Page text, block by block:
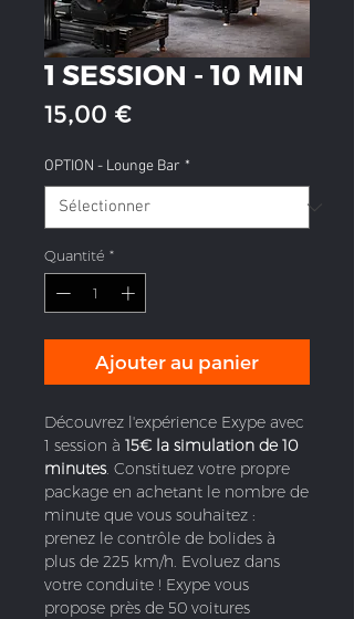
1 SESSION - 10 MIN
15,00 €
OPTION - Lounge Bar *
Quantité *
Ajouter au panier
Découvrez l'expérience Exype avec
1 session à 15€ la simulation de 10
minutes . Constituez votre propre
package en achetant le nombre de
minute que vous souhaitez :
prenez le contrôle de bolides à
plus de 225 km/h. Evoluez dans
votre conduite ! Exype vous
propose près de 50 voitures